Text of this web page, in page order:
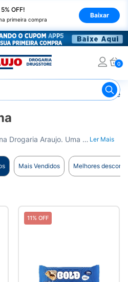
OFF!
primeira compra
Baixar
0
Barra de
Compre Barras de Proteína na Drogaria Araujo. Uma opção prática e nutritiva para manter a sua dieta em dia. Entrega para todo o Brasil. Ler Mais
Mais Vendidos Melhores
11% OFF